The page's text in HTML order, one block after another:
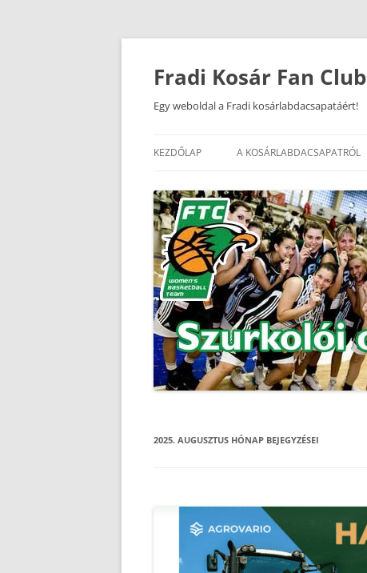
Kilépés
tartalomba
Fradi Kosár Fan Club
Egy weboldal a Fradi kosárlabdacsapatáért!
KEZDŐLAP A KOSÁRLABDACSAPATRÓL
2025. AUGUSZTUS HÓNAP BEJEGYZÉSEI